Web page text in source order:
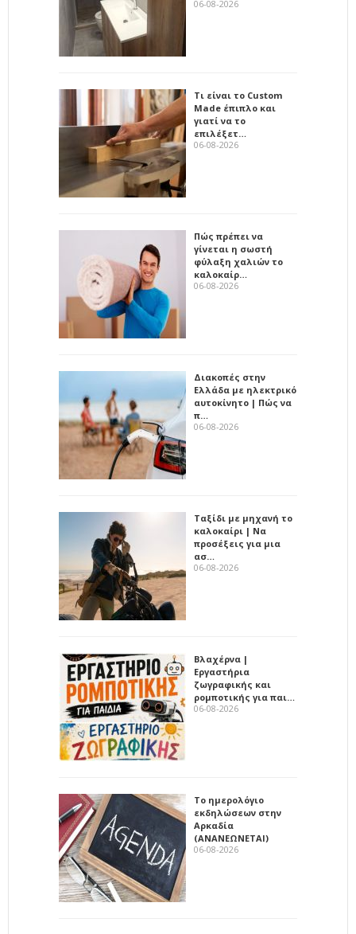
06-08-2026
Τι είναι το Custom
Made έπιπλο και
γιατί να το
επιλέξετ…
06-08-2026
Πώς πρέπει να
γίνεται η σωστή
φύλαξη χαλιών το
καλοκαίρ…
06-08-2026
Διακοπές στην
Ελλάδα με ηλεκτρικό
αυτοκίνητο | Πώς να
π…
06-08-2026
Ταξίδι με μηχανή το
καλοκαίρι | Να
προσέξεις για μια
ασ…
06-08-2026
Βλαχέρνα |
Εργαστήρια
ζωγραφικής και
ρομποτικής για παι…
06-08-2026
Το ημερολόγιο
εκδηλώσεων στην
Αρκαδία
(ΑΝΑΝΕΩΝΕΤΑΙ)
06-08-2026